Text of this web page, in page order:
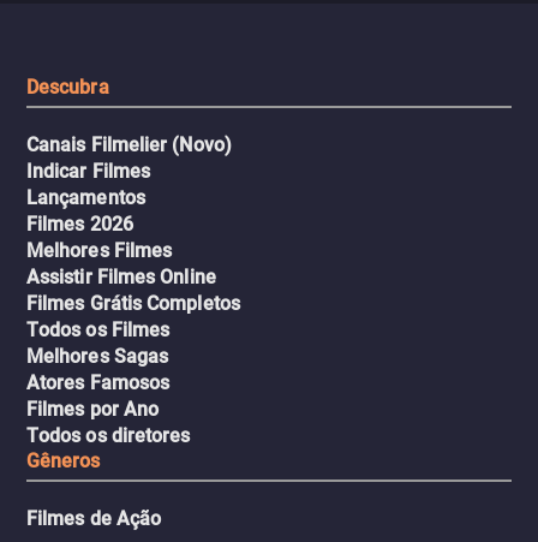
Descubra
Canais Filmelier (Novo)
Indicar Filmes
Lançamentos
Filmes 2026
Melhores Filmes
Assistir Filmes Online
Filmes Grátis Completos
Todos os Filmes
Melhores Sagas
Atores Famosos
Filmes por Ano
Todos os diretores
Gêneros
Filmes de Ação